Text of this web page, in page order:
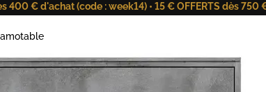
400 € d'achat (code : week14) • 15 € OFFERTS dès